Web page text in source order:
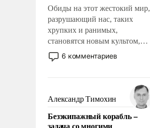
Обиды на этот жестокий мир,
разрушающий нас, таких
хрупких и ранимых,
становятся новым культом,
постепенно вытесняя и
отменяя традиционное
мужественным и твердым под
ударами судьбы, брать на себя
ответственность, помогать
слабым, идти вперед и
6 комментариев
Александр Тимохин
Безэкипажный корабль –
задача со многими